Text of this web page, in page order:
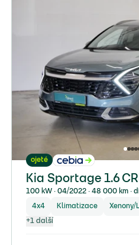
ojeté
Kia Sportage 1.6
100 kW ∙ 04/2022 ∙ 48 000 km ∙
4x4 Klimatizace Xenony/
+1 další